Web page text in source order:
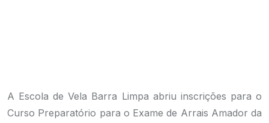
A Escola de Vela Barra Limpa abriu inscrições para o
Curso Preparatório para o Exame de Arrais Amador da